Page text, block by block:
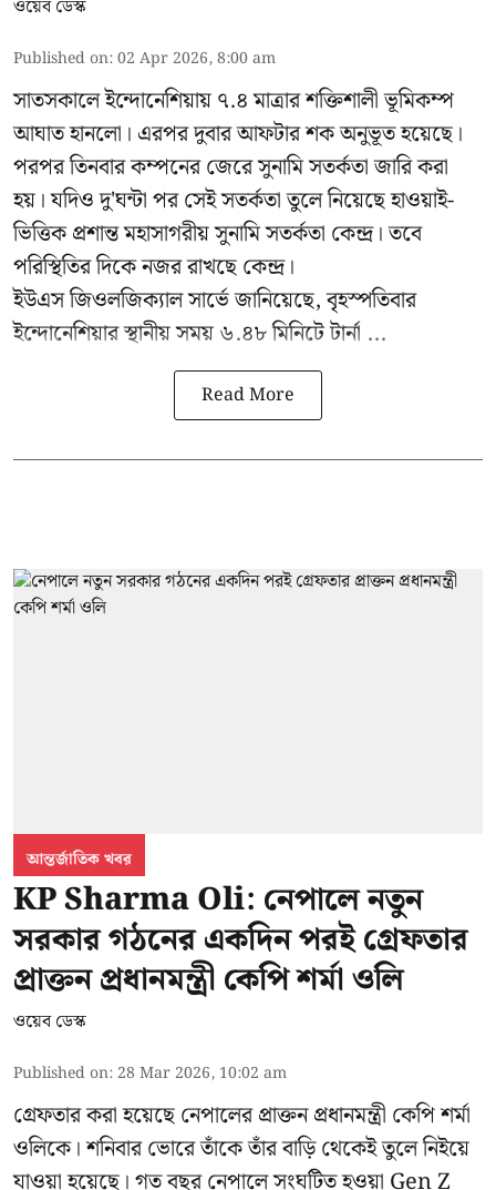
ওয়েব ডেস্ক
Published on:02 Apr 2026, 8:00 am
সাতসকালে ইন্দোনেশিয়ায় ৭.৪ মাত্রার শক্তিশালী ভূমিকম্প
আঘাত হানলো। এরপর দুবার আফটার শক অনুভূত হয়েছে।
পরপর তিনবার কম্পনের জেরে সুনামি সতর্কতা জারি করা
হয়। যদিও দু'ঘন্টা পর সেই সতর্কতা তুলে নিয়েছে হাওয়াই-
ভিত্তিক প্রশান্ত মহাসাগরীয় সুনামি সতর্কতা কেন্দ্র। তবে
পরিস্থিতির দিকে নজর রাখছে কেন্দ্র।
ইউএস জিওলজিক্যাল সার্ভে জানিয়েছে, বৃহস্পতিবার
ইন্দোনেশিয়ার স্থানীয় সময় ৬.৪৮ মিনিটে টার্না ...
Read More
আন্তর্জাতিক খবর
KP Sharma Oli: নেপালে নতুন
সরকার গঠনের একদিন পরই গ্রেফতার
প্রাক্তন প্রধানমন্ত্রী কেপি শর্মা ওলি
ওয়েব ডেস্ক
Published on: 28 Mar 2026, 10:02 am
গ্রেফতার করা হয়েছে নেপালের প্রাক্তন প্রধানমন্ত্রী কেপি শর্মা
ওলিকে। শনিবার ভোরে তাঁকে তাঁর বাড়ি থেকেই তুলে নিইয়ে
যাওয়া হয়েছে। গত বছর নেপালে সংঘটিত হওয়া Gen Z